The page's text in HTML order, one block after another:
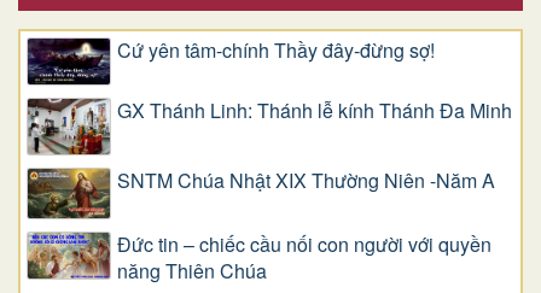
Cứ yên tâm-chính Thầy đây-đừng sợ!
GX Thánh Linh: Thánh lễ kính Thánh Đa Minh
SNTM Chúa Nhật XIX Thường Niên -Năm A
Đức tin – chiếc cầu nối con người với quyền
năng Thiên Chúa